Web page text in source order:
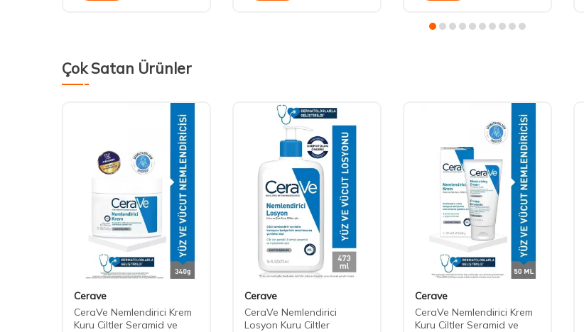
Çok Satan Ürünler
Cerave
CeraVe Nemlendirici Krem
Kuru Ciltler Seramid ve
Cerave
CeraVe Nemlendirici
Losyon Kuru Ciltler
Cerave
CeraVe Nemlendirici Krem
Kuru Ciltler Seramid ve